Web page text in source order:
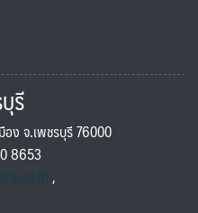
รี
ง จ.เพชรบุรี 76000
8653
,